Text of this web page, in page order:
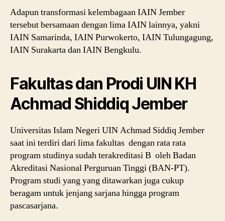
Adapun transformasi kelembagaan IAIN Jember
tersebut bersamaan dengan lima IAIN lainnya, yakni
IAIN Samarinda, IAIN Purwokerto, IAIN Tulungagung,
IAIN Surakarta dan IAIN Bengkulu.
Fakultas dan Prodi UIN KH
Achmad Shiddiq Jember
Universitas Islam Negeri UIN Achmad Siddiq Jember
saat ini terdiri dari lima fakultas dengan rata rata
program studinya sudah terakreditasi B oleh Badan
Akreditasi Nasional Perguruan Tinggi (BAN-PT).
Program studi yang yang ditawarkan juga cukup
beragam untuk jenjang sarjana hingga program
pascasarjana.